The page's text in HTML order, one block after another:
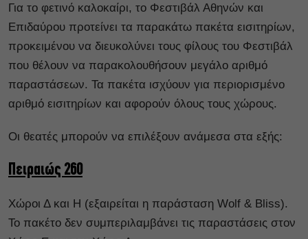
Για το φετινό καλοκαίρι, το Φεστιβάλ Αθηνών και
Επιδαύρου προτείνει τα παρακάτω πακέτα εισιτηρίων,
προκειμένου να διευκολύνει τους φίλους του Φεστιβάλ
που θέλουν να παρακολουθήσουν μεγάλο αριθμό
παραστάσεων. Τα πακέτα ισχύουν για περιορισμένο
αριθμό εισιτηρίων και αφορούν όλους τους χώρους.
Οι θεατές μπορούν να επιλέξουν ανάμεσα στα εξής:
Πειραιώς 260
Χώροι Δ και Η (εξαιρείται η παράσταση Wolf & Bliss).
Το πακέτο δεν συμπεριλαμβάνει τις παραστάσεις στον